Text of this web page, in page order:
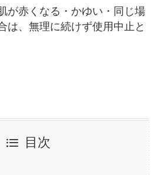
が赤くなる・かゆい・同じ場
は、無理に続けず使用中止と
目次